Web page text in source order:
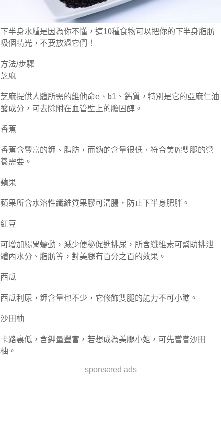
下半身水腫是因為你不懂，這10種食物可以把你的下半身脂肪
吸個精光，不要放過它們！
方法/步驟
芝麻
芝麻提供人體所需的維他命e、b1、鈣質，特別是它的亞麻仁油
酸成分，可去除附在血管壁上的膽固醇。
香蕉
香蕉含豐富的鉀、脂肪，而鈉的含量很低，符合美麗雙腿的營
養需要。
蘋果
蘋果所含水溶性纖維質果膠可清腸，防止下半身肥胖。
紅豆
可增加腸胃蠕動，減少便秘促進排尿，所含纖維素可幫助排泄
體內水分、脂肪等，對美腿有百分之百的效果。
西瓜
西瓜利尿，鉀含量也不少，它修飾雙腿的能力不可小瞧。
沙田柚
卡路裏低，含鉀量豐富，若想成為美腿小姐，可先嘗嘗沙田
柚。
sponsored ads